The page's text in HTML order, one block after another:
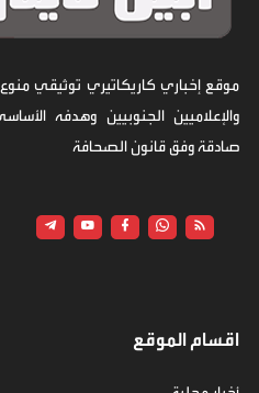
موقع إخباري كاريكاتيري توثيقي
والإعلاميين الجنوبيين وهدفه
صادقة وفق قانون الصحافة
اقسام الموقع